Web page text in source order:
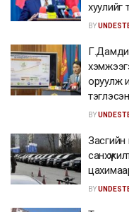
хуулийг
BY
оруулж
тэглэсэн
BY
Засгийн
BY